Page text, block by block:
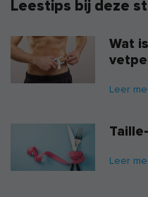
Leestips bij deze
Wat
Leer
Leer